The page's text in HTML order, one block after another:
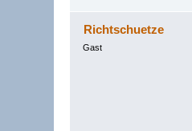
Richtschuetze
Gast